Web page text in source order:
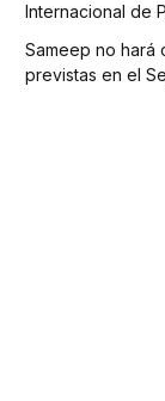
Internacional de
Sameep no hará
previstas en el